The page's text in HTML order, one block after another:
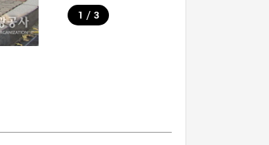
1 / 3